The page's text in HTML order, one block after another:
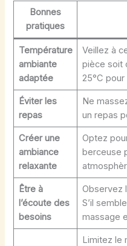
Bonnes
pratiques
Température
ambiante
adaptée
Veillez à
pièce soit
25°C
Éviter les
repas
Ne
un repas
Créer une
ambiance
relaxante
Optez
berceuse
Être à
l’écoute des
besoins
Observez
S’il
massage
Limitez le